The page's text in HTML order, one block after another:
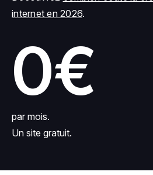
internet en 2026.
0€
par mois.
Un site gratuit.